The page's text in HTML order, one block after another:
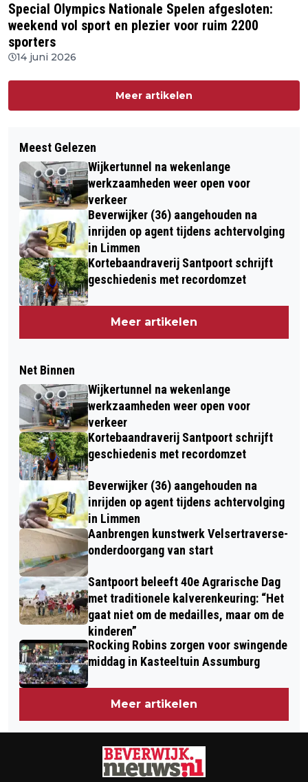
Special Olympics Nationale Spelen afgesloten:
weekend vol sport en plezier voor ruim 2200
sporters
14 juni 2026
Meer artikelen
Meest Gelezen
Wijkertunnel na wekenlange
werkzaamheden weer open voor
verkeer
Beverwijker (36) aangehouden na
inrijden op agent tijdens achtervolging
in Limmen
Kortebaandraverij Santpoort schrijft
geschiedenis met recordomzet
Meer artikelen
Net Binnen
Wijkertunnel na wekenlange
werkzaamheden weer open voor
verkeer
Kortebaandraverij Santpoort schrijft
geschiedenis met recordomzet
Beverwijker (36) aangehouden na
inrijden op agent tijdens achtervolging
in Limmen
Aanbrengen kunstwerk Velsertraverse-
onderdoorgang van start
Santpoort beleeft 40e Agrarische Dag
met traditionele kalverenkeuring: “Het
gaat niet om de medailles, maar om de
kinderen”
Rocking Robins zorgen voor swingende
middag in Kasteeltuin Assumburg
Meer artikelen